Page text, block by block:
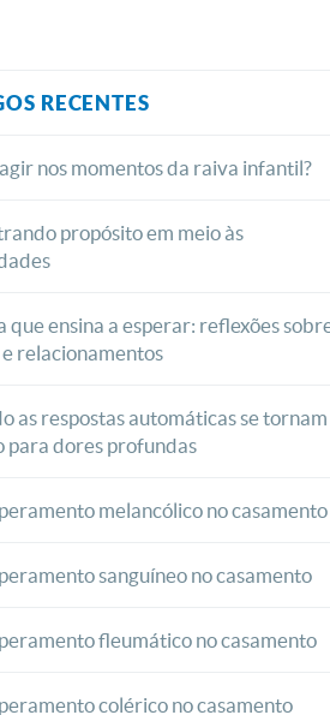
RECENTES
nos momentos da raiva infantil?
propósito em meio às
que ensina a esperar: reflexões
relacionamentos
as respostas automáticas se tornam
para dores profundas
melancólico no casamento
sanguíneo no casamento
fleumático no casamento
colérico no casamento